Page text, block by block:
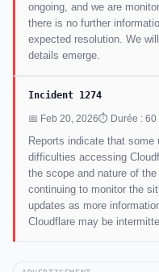
ongoing, and we are
there is no further
expected resolution. We
details emerge.
Incident 1274
📅 Feb 20, 2026⏱ Durée : 60
Reports indicate that
difficulties accessing
the scope and nature of
continuing to monitor the
updates as more
Cloudflare may be